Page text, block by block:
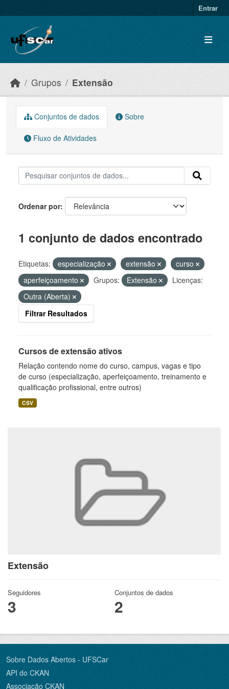
Entrar
Grupos Extensão
Extensão
Seguidores
3
Conjuntos de dados
2
Conjuntos de dados Sobre
Fluxo de Atividades
Ordenar por
1 conjunto de dados encontrado
Etiquetas: especialização extensão
curso
aperfeiçoamento
Grupos: Extensão
Licenças:
Outra (Aberta)
Filtrar Resultados
Cursos de extensão ativos
Relação contendo nome do curso, campus, vagas e tipo
de curso (especialização, aperfeiçoamento, treinamento e
qualificação profissional, entre outros)
CSV
Sobre Dados Abertos - UFSCar
API do CKAN
Associação CKAN